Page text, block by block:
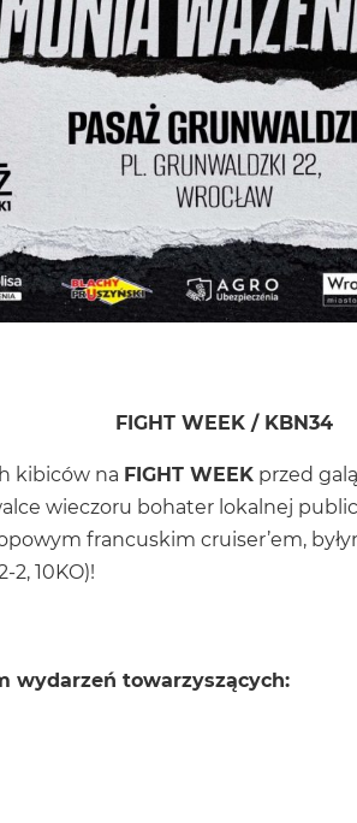
FIGHT WEEK / KBN34
kibiców na FIGHT WEEK przed galą
wieczoru bohater lokalnej
francuskim cruiser’em,
2, 10KO)!
wydarzeń towarzyszących: